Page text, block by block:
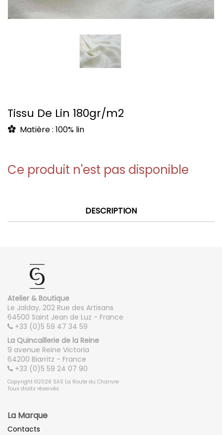
Tissu De Lin 180gr/m2
Matière : 100% lin
Ce produit n'est pas disponible
DESCRIPTION
Atelier & Boutique
Le Jalday, 202 Rue des Artisans
64500 Saint Jean de Luz - France
+33 (0)5 59 47 34 59
La Quincaillerie de la Reine
9 avenue Reine Victoria
64200 Biarritz - France
+33 (0)5 59 24 07 90
Copyright ©2026 SAS La Route du Chanvre
Tous droits réservés
La Marque
Contacts